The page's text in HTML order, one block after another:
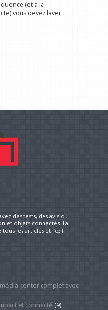
(et à la
vous devez laver
des tests, des avis ou
et objets connectés. La
les articles et l’œil
center complet avec
et connecté (9)